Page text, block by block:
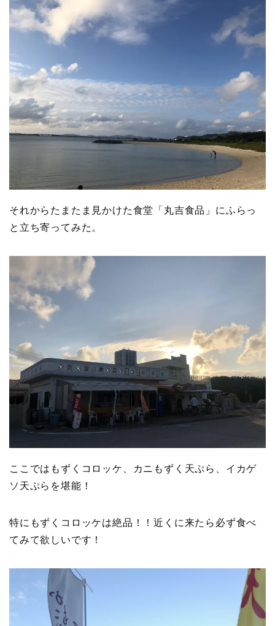
それからたまたま見かけた食堂「丸吉食品」にふらっ
と立ち寄ってみた。
ここではもずくコロッケ、カニもずく天ぷら、イカゲ
ソ天ぷらを堪能！
特にもずくコロッケは絶品！！近くに来たら必ず食べ
てみて欲しいです！